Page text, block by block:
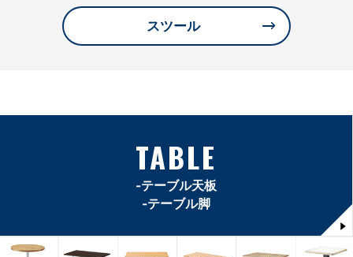
スツール
TABLE
-テーブル天板
-テーブル脚